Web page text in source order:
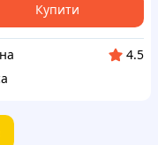
Купити
4.5